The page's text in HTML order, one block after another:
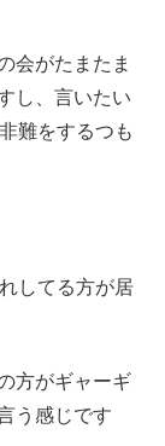
会がたまたま
し、言いたい
難をするつも
してる方が居
方がギャーギ
う感じです